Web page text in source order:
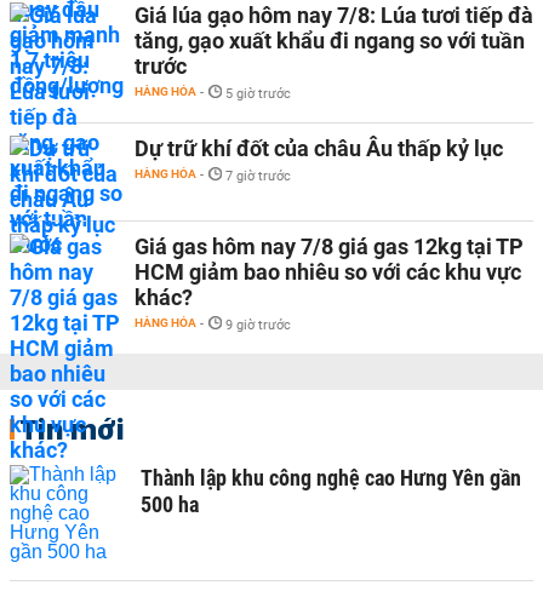
Giá lúa gạo hôm nay 7/8: Lúa tươi tiếp đà
tăng, gạo xuất khẩu đi ngang so với tuần
trước
HÀNG HÓA - 5 giờ trước
Dự trữ khí đốt của châu Âu thấp kỷ lục
HÀNG HÓA - 7 giờ trước
Giá gas hôm nay 7/8 giá gas 12kg tại TP
HCM giảm bao nhiêu so với các khu vực
khác?
HÀNG HÓA - 9 giờ trước
Tin mới
Thành lập khu công nghệ cao Hưng Yên gần
500 ha